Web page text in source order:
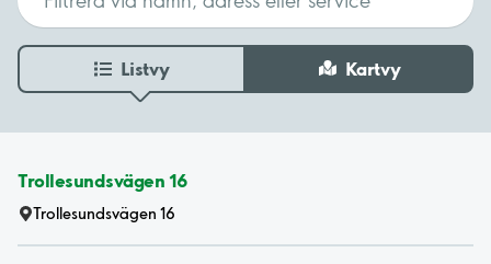
Listvy Kartvy
Trollesundsvägen 16
Trollesundsvägen 16